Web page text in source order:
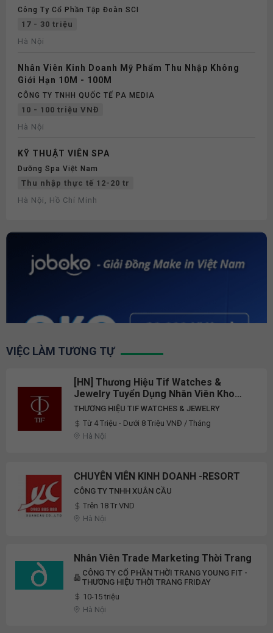
Công Ty Cổ Phần Tập Đoàn SCI
17 - 30 triệu
Hà Nội
Nhân Viên Kinh Doanh Mỹ Phẩm Thu Nhập Không
Giới Hạn 10M - 100M
CÔNG TY TNHH QUỐC TẾ PA MEDIA
10 - 100 triệu VNĐ
Hà Nội
KỸ THUẬT VIÊN SPA
Dưỡng Spa Việt Nam
Thu nhập thực tế 12-20 tr
Hà Nội, Hồ Chí Minh
VIỆC LÀM TƯƠNG TỰ
[HN] Thương Hiệu Tif Watches &
Jewelry Tuyển Dụng Nhân Viên Kho
Đóng Gói Đơn Hàng Trang Sức TMĐT
Shopee/ Tiktok Full-Time 2026
THƯƠNG HIỆU TIF WATCHES & JEWELRY
Từ 4 Triệu - Dưới 8 Triệu VNĐ / Tháng
Hà Nội
CHUYÊN VIÊN KINH DOANH -RESORT
CÔNG TY TNHH XUÂN CẦU
Trên 18 Tr VND
Hà Nội
Nhân Viên Trade Marketing Thời Trang
CÔNG TY CỔ PHẦN THỜI TRANG YOUNG FIT -
THƯƠNG HIỆU THỜI TRANG FRIDAY
10-15 triệu
Hà Nội